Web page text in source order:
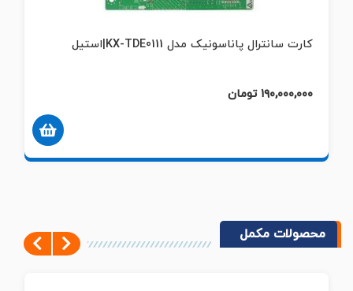
کارت سانترال پاناسونیک مدل KX-TDA0170|استیل
محصولات مکمل Previous
Next